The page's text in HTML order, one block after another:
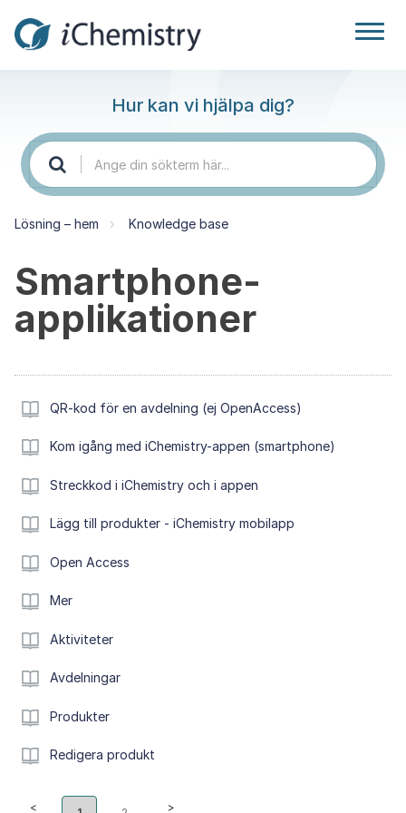
Hur kan vi hjälpa dig?
Lösning – hem Knowledge base
Smartphone-
applikationer
QR-kod för en avdelning (ej OpenAccess)
Kom igång med iChemistry-appen (smartphone)
Streckkod i iChemistry och i appen
Lägg till produkter - iChemistry mobilapp
Open Access
Mer
Aktiviteter
Avdelningar
Produkter
Redigera produkt